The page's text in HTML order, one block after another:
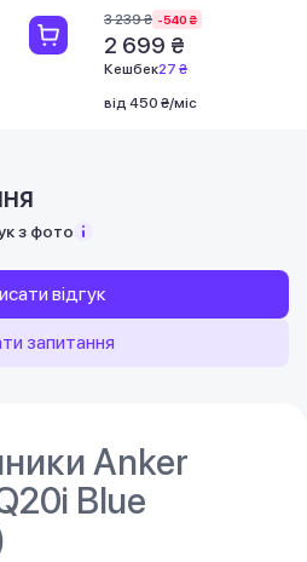
3 239 ₴ -540 ₴
2 699 ₴
Кешбек27 ₴
від 450 ₴/міс
з фото
відгук
запитання
Anker
Blue